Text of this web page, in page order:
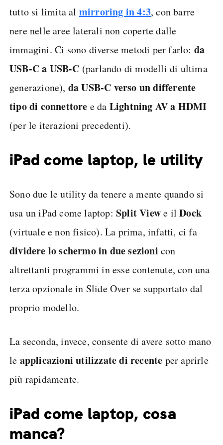
tutto si limita al mirroring in 4:3, con barre
nere nelle aree laterali non coperte dalle
immagini. Ci sono diverse metodi per farlo: da
USB-C a USB-C (parlando di modelli di ultima
generazione), da USB-C verso un differente
tipo di connettore e da Lightning AV a HDMI
(per le iterazioni precedenti).
iPad come laptop, le utility
Sono due le utility da tenere a mente quando si
usa un iPad come laptop: Split Viewe ilDock
(virtuale e non fisico). La prima, infatti, ci fa
dividere lo schermo in due sezioni con
altrettanti programmi in esse contenute, con una
terza opzionale in Slide Over se supportato dal
proprio modello.
La seconda, invece, consente di avere sotto mano
le applicazioni utilizzate di recente per aprirle
più rapidamente.
iPad come laptop, cosa
manca?